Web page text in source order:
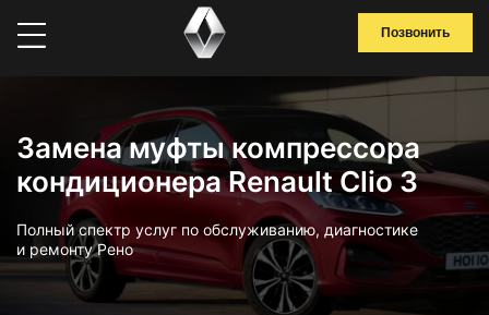
Позвонить
Замена муфты компрессора
кондиционера Renault Clio 3
Полный спектр услуг по обслуживанию, диагностике
и ремонту Рено